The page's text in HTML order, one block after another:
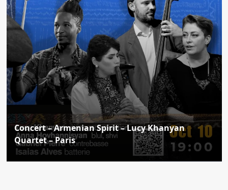
Concert – Armenian Spirit – Lucy Khanyan
Quartet – Paris